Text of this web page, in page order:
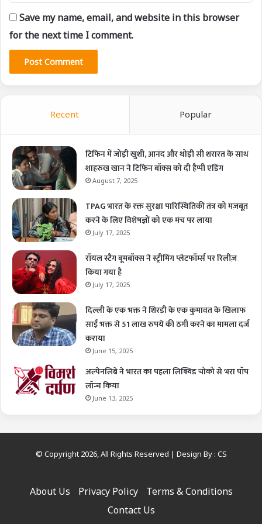
Save my name, email, and website in this browser
for the next time I comment.
Recent Popular
टिफिन में जोड़ी खुशी, आनंद और थोड़ी सी शरारत के साथ
शाहरुख खान ने टिफिन बॉक्स को दी हैप्पी एंडिंग
August 7, 2025
TPAG भारत के रक्त सुरक्षा पारिस्थितिकी तंत्र को मज़बूत
करने के लिए विशेषज्ञों को एक मंच पर लाया
July 17, 2025
रॉयल स्टैग बूमबॉक्स ने स्ट्रीमिंग प्लेटफॉर्म्स पर रिलीज़
किया गया है
July 17, 2025
दिल्ली के एक भक्त ने शिरडी के एक कुमावत के खिलाफ
साईं भक्त से 51 लाख रुपये की ठगी करने का मामला दर्ज
कराया
June 15, 2025
अल्पेनलिबे ने भारत का पहला लिक्विड चोको से भरा पॉप
लॉन्च किया
June 13, 2025
© Copyright 2026, All Rights Reserved | Design By : CS
About Us Privacy Policy
Terms & Conditions
Contact Us